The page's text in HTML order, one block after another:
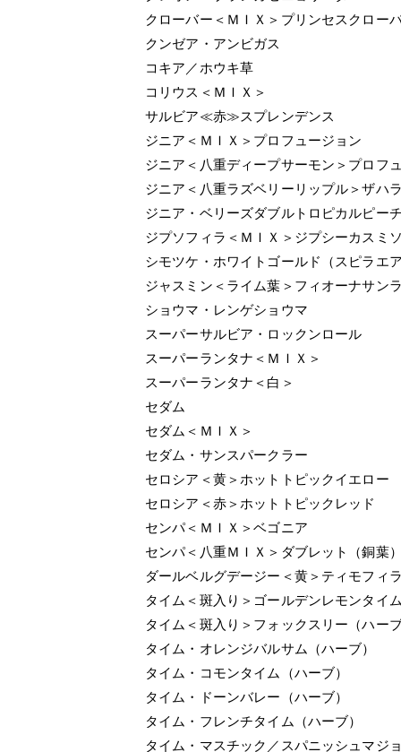
クローバー＜ＭＩＸ＞プリンセスクロー
クンゼア・アンビガス
コキア／ホウキ草
コリウス＜ＭＩＸ＞
サルビア≪赤≫スプレンデンス
ジニア＜ＭＩＸ＞プロフュージョン
ジニア＜八重ディープサーモン＞プロフ
ジニア＜八重ラズベリーリップル＞ザハラ
ジニア・ベリーズダブルトロピカルピーチ
ジプソフィラ＜ＭＩＸ＞ジプシーカスミ
シモツケ・ホワイトゴールド（スピラエア
ジャスミン＜ライム葉＞フィオーナサン
ショウマ・レンゲショウマ
スーパーサルビア・ロックンロール
スーパーランタナ＜ＭＩＸ＞
スーパーランタナ＜白＞
セダム
セダム＜ＭＩＸ＞
セダム・サンスパークラー
セロシア＜黄＞ホットトピックイエロー
セロシア＜赤＞ホットトピックレッド
センパ＜ＭＩＸ＞ベゴニア
センパ＜八重ＭＩＸ＞ダブレット（銅葉
ダールベルグデージー＜黄＞ティモフィ
タイム＜斑入り＞ゴールデンレモンタイム
タイム＜斑入り＞フォックスリー（ハーブ
タイム・オレンジバルサム（ハーブ）
タイム・コモンタイム（ハーブ）
タイム・ドーンバレー（ハーブ）
タイム・フレンチタイム（ハーブ）
タイム・マスチック／スパニッシュマジ